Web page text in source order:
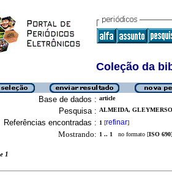
Coleção da
Base de dados : article
Pesquisa : ALMEIDA,
Referências encontradas : 1 [refinar]
Mostrando: 1 .. 1 no formato [ISO 690]
1